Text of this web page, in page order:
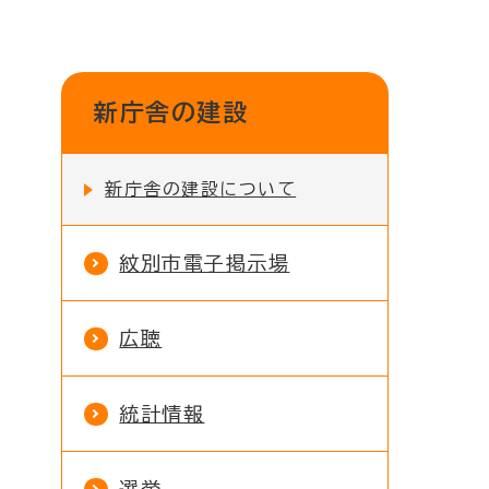
新庁舎の建設
新庁舎の建設について
紋別市電子掲示場
広聴
統計情報